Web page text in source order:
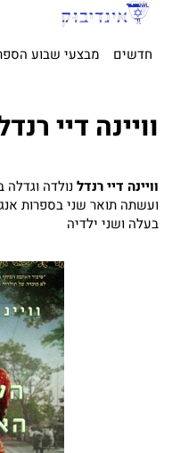
חדשים מבצעי שבוע הספר
וויינה דיי
וויינה דיי רנדל
ועשתה תואר שני בספרות
בעלה ושני ילדיה